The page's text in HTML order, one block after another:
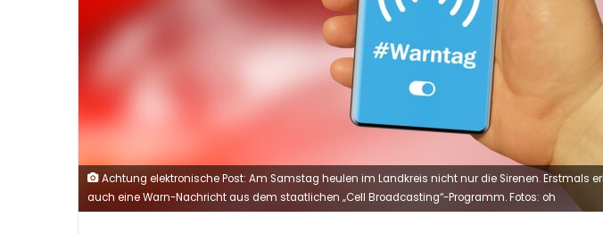
Achtung elektronische Post: Am Samstag heulen im Landkreis nicht nur die Sirenen. Erstmals
auch eine Warn-Nachricht aus dem staatlichen „Cell Broadcasting“-Programm. Fotos: oh